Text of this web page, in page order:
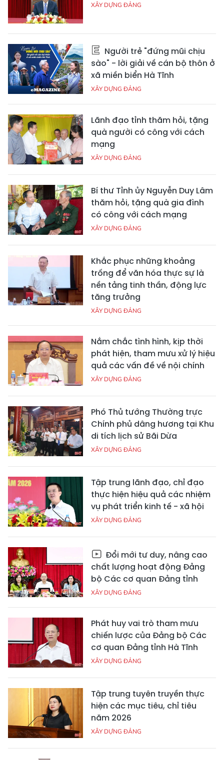
XÂY DỰNG ĐẢNG
Người trẻ "đứng mũi chịu
sào" - lời giải về cán bộ thôn ở
xã miền biển Hà Tĩnh
XÂY DỰNG ĐẢNG
Lãnh đạo tỉnh thăm hỏi, tặng
quà người có công với cách
mạng
XÂY DỰNG ĐẢNG
Bí thư Tỉnh ủy Nguyễn Duy Lâm
thăm hỏi, tặng quà gia đình
có công với cách mạng
XÂY DỰNG ĐẢNG
Khắc phục những khoảng
trống để văn hóa thực sự là
nền tảng tinh thần, động lực
tăng trưởng
XÂY DỰNG ĐẢNG
Nắm chắc tình hình, kịp thời
phát hiện, tham mưu xử lý hiệu
quả các vấn đề về nội chính
XÂY DỰNG ĐẢNG
Phó Thủ tướng Thường trực
Chính phủ dâng hương tại Khu
di tích lịch sử Bãi Dừa
XÂY DỰNG ĐẢNG
Tập trung lãnh đạo, chỉ đạo
thực hiện hiệu quả các nhiệm
vụ phát triển kinh tế - xã hội
XÂY DỰNG ĐẢNG
Đổi mới tư duy, nâng cao
chất lượng hoạt động Đảng
bộ Các cơ quan Đảng tỉnh
XÂY DỰNG ĐẢNG
Phát huy vai trò tham mưu
chiến lược của Đảng bộ Các
cơ quan Đảng tỉnh Hà Tĩnh
XÂY DỰNG ĐẢNG
Tập trung tuyên truyền thực
hiện các mục tiêu, chỉ tiêu
năm 2026
XÂY DỰNG ĐẢNG